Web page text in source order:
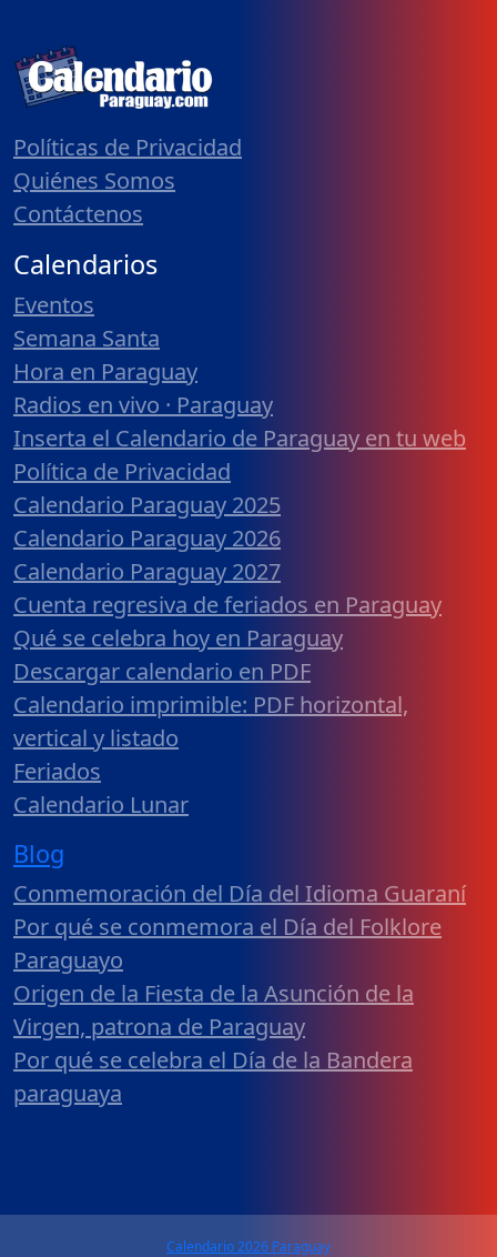
Políticas de Privacidad
Quiénes Somos
Contáctenos
Calendarios
Eventos
Semana Santa
Hora en Paraguay
Radios en vivo · Paraguay
Inserta el Calendario de Paraguay en tu web
Política de Privacidad
Calendario Paraguay 2025
Calendario Paraguay 2026
Calendario Paraguay 2027
Cuenta regresiva de feriados en Paraguay
Qué se celebra hoy en Paraguay
Descargar calendario en PDF
Calendario imprimible: PDF horizontal,
vertical y listado
Feriados
Calendario Lunar
Blog
Conmemoración del Día del Idioma Guaraní
Por qué se conmemora el Día del Folklore
Paraguayo
Origen de la Fiesta de la Asunción de la
Virgen, patrona de Paraguay
Por qué se celebra el Día de la Bandera
paraguaya
Calendario 2026 Paraguay